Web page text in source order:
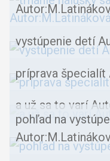
vystúpenie detí
príprava špecialít
a už sa to varí
pohľad na